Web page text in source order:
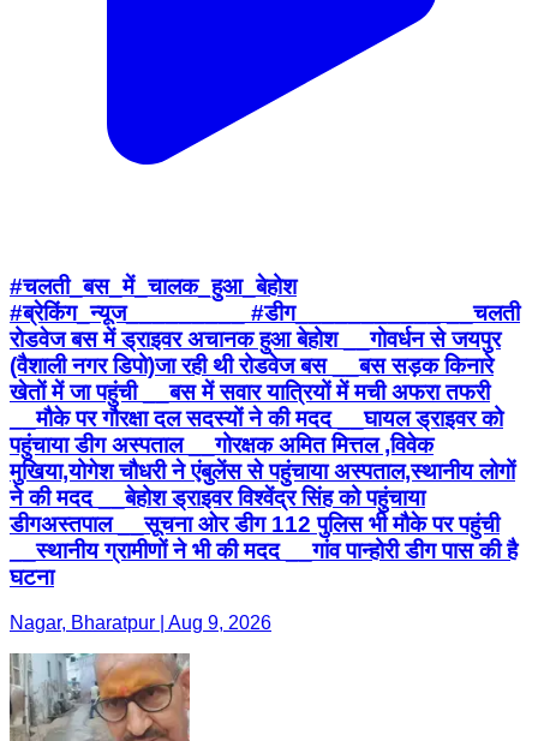
#चलती_बस_में_चालक_हुआ_बेहोश
#ब्रेकिंग_न्यूज_________ #डीग___________ __चलती
रोडवेज बस में ड्राइवर अचानक हुआ बेहोश __गोवर्धन से जयपुर
(वैशाली नगर डिपो)जा रही थी रोडवेज बस __बस सड़क किनारे
खेतों में जा पहुंची __बस में सवार यात्रियों में मची अफरा तफरी
__मौके पर गौरक्षा दल सदस्यों ने की मदद __घायल ड्राइवर को
पहुंचाया डीग अस्पताल __गोरक्षक अमित मित्तल ,विवेक
मुखिया,योगेश चौधरी ने एंबुलेंस से पहुंचाया अस्पताल,स्थानीय लोगों
ने की मदद __बेहोश ड्राइवर विश्वेंद्र सिंह को पहुंचाया
डीगअस्तपाल __सूचना ओर डीग 112 पुलिस भी मौके पर पहुंची
__स्थानीय ग्रामीणों ने भी की मदद __गांव पान्होरी डीग पास की है
घटना
Nagar, Bharatpur | Aug 9, 2026